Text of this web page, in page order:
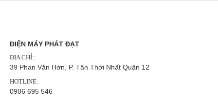
ĐIỆN MÁY PHÁT ĐẠT
ĐỊA CHỈ::
39 Phan Văn Hớn, P. Tân Thới Nhất Quận 12
HOTLINE:
0906 695 546